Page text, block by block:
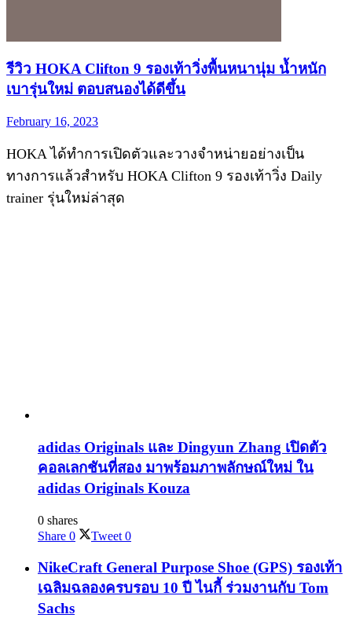
รีวิว HOKA Clifton 9 รองเท้าวิ่งพื้นหนานุ่ม น้ำหนัก
เบารุ่นใหม่ ตอบสนองได้ดีขึ้น
February 16, 2023
HOKA ได้ทำการเปิดตัวและวางจำหน่ายอย่างเป็น
ทางการแล้วสำหรับ HOKA Clifton 9 รองเท้าวิ่ง Daily
trainer รุ่นใหม่ล่าสุด
adidas Originals และ Dingyun Zhang เปิดตัว
คอลเลกชันที่สอง มาพร้อมภาพลักษณ์ใหม่ ใน
adidas Originals Kouza
0 shares
Share 0 Tweet 0
NikeCraft General Purpose Shoe (GPS) รองเท้า
เฉลิมฉลองครบรอบ 10 ปี ไนกี้ ร่วมงานกับ Tom
Sachs